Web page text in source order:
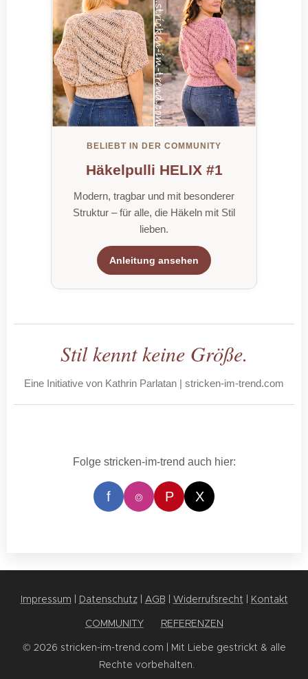
BELIEBT IN DER COMMUNITY
Häkelpulli HELIX #1
Modern, tragbar und mit besonderer
Struktur – für alle, die Häkeln mit Stil
lieben.
Anleitung ansehen
Stil kennt keine Größe.
Eine Initiative von Kathrin Parlatan | stricken-im-trend.com
Folge stricken-im-trend auch hier:
f ⌾ P X
Impressum | Datenschutz| AGB | Widerrufsrecht | Kontakt
COMMUNITY✨ REFERENZEN
© 2026 stricken-im-trend.com | Mit Liebe gestrickt & alle
Rechte vorbehalten. 💕